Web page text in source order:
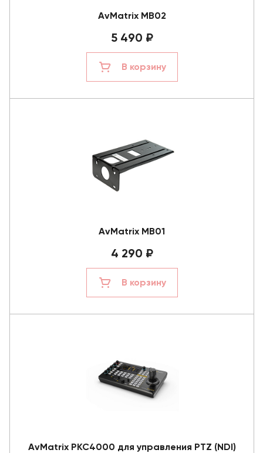
AvMatrix MB02
5 490 ₽
В корзину
AvMatrix MB01
4 290 ₽
В корзину
AvMatrix PKC4000 для управления PTZ (NDI)